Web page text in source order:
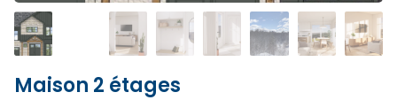
Maison 2 étages